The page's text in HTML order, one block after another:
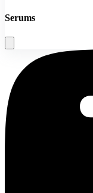
Serums